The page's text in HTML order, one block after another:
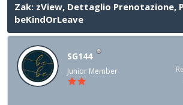
Zak: zView, Dettaglio Prenotazione,
beKindOrLeave
SG144
Junior Member